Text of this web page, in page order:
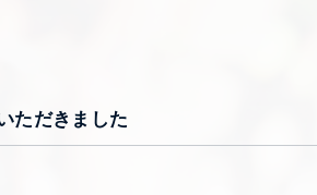
だきました